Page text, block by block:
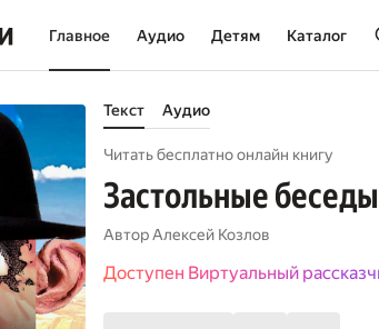
Главное Аудио Детям Каталог
Текст Аудио
Читать бесплатно онлайн книгу
Застольные
АвторАлексей Козлов
Доступен Виртуальный